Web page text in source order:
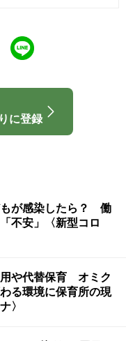
に登録
もが感染したら？ 働
不安」〈新型コロ
や代替保育 オミク
る環境に保育所の現
〉